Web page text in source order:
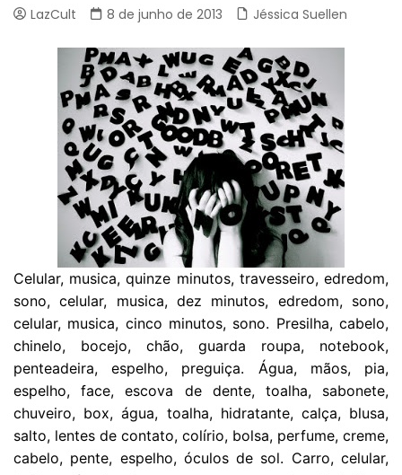
LazCult 8 de junho de 2013 Jéssica Suellen
Celular, musica, quinze minutos, travesseiro, edredom,
sono, celular, musica, dez minutos, edredom, sono,
celular, musica, cinco minutos, sono. Presilha, cabelo,
chinelo, bocejo, chão, guarda roupa, notebook,
penteadeira, espelho, preguiça. Água, mãos, pia,
espelho, face, escova de dente, toalha, sabonete,
chuveiro, box, água, toalha, hidratante, calça, blusa,
salto, lentes de contato, colírio, bolsa, perfume, creme,
cabelo, pente, espelho, óculos de sol. Carro, celular,